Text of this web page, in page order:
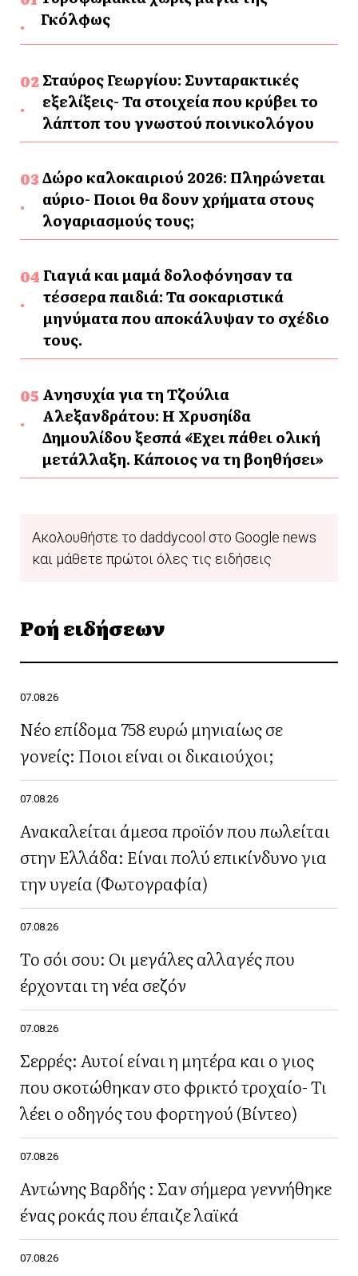
Γκόλφως
Σταύρος Γεωργίου: Συνταρακτικές
εξελίξεις- Τα στοιχεία που κρύβει το
λάπτοπ του γνωστού ποινικολόγου
Δώρο καλοκαιριού 2026: Πληρώνεται
αύριο- Ποιοι θα δουν χρήματα στους
λογαριασμούς τους;
Γιαγιά και μαμά δολοφόνησαν τα
τέσσερα παιδιά: Τα σοκαριστικά
μηνύματα που αποκάλυψαν το σχέδιο
τους.
Ανησυχία για τη Τζούλια
Αλεξανδράτου: Η Χρυσηίδα
Δημουλίδου ξεσπά «Έχει πάθει ολική
μετάλλαξη. Κάποιος να τη βοηθήσει»
Ακολουθήστε το daddycool στο Google news
και μάθετε πρώτοι όλες τις ειδήσεις
Ροή ειδήσεων
07.08.26
Νέο επίδομα 758 ευρώ μηνιαίως σε
γονείς: Ποιοι είναι οι δικαιούχοι;
07.08.26
Ανακαλείται άμεσα προϊόν που πωλείται
στην Ελλάδα: Είναι πολύ επικίνδυνο για
την υγεία (Φωτογραφία)
07.08.26
Το σόι σου: Οι μεγάλες αλλαγές που
έρχονται τη νέα σεζόν
07.08.26
Σερρές: Αυτοί είναι η μητέρα και ο γιος
που σκοτώθηκαν στο φρικτό τροχαίο- Τι
λέει ο οδηγός του φορτηγού (Βίντεο)
07.08.26
Αντώνης Βαρδής : Σαν σήμερα γεννήθηκε
ένας ροκάς που έπαιζε λαϊκά
07.08.26